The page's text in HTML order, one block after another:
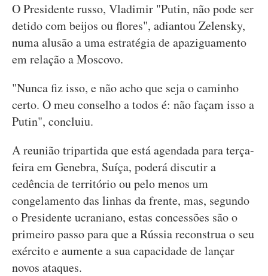
O Presidente russo, Vladimir "Putin, não pode ser
detido com beijos ou flores", adiantou Zelensky,
numa alusão a uma estratégia de apaziguamento
em relação a Moscovo.
"Nunca fiz isso, e não acho que seja o caminho
certo. O meu conselho a todos é: não façam isso a
Putin", concluiu.
A reunião tripartida que está agendada para terça-
feira em Genebra, Suíça, poderá discutir a
cedência de território ou pelo menos um
congelamento das linhas da frente, mas, segundo
o Presidente ucraniano, estas concessões são o
primeiro passo para que a Rússia reconstrua o seu
exército e aumente a sua capacidade de lançar
novos ataques.